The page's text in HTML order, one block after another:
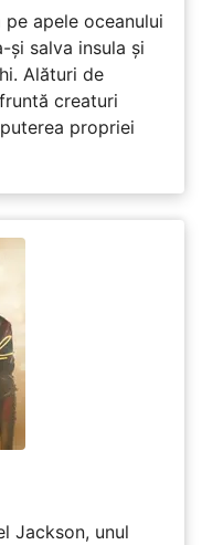
apele oceanului
și salva insula și
Alături de
creaturi
propriei
Jackson, unul